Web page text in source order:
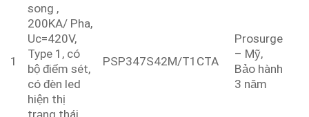
1
song ,
200KA/ Pha,
Uc=420V,
Type 1, có
bộ điếm sét,
có đèn led
hiện thị
PSP347S42M/T1CTA
Prosurge
– Mỹ,
Bảo hành
3 năm